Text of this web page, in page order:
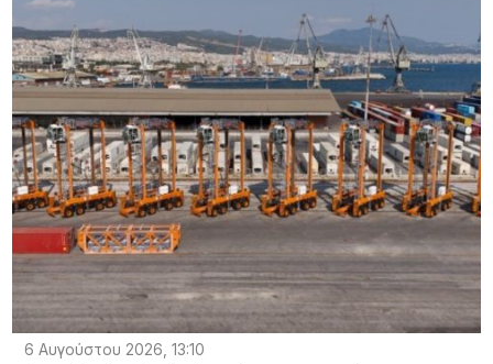
6 Αυγούστου 2026, 13:10